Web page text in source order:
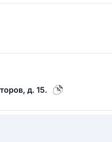
д. 15.